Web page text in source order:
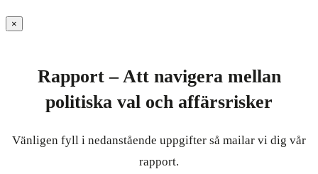
×
Rapport – Att navigera mellan
politiska val och affärsrisker
Vänligen fyll i nedanstående uppgifter så mailar vi dig vår
rapport.